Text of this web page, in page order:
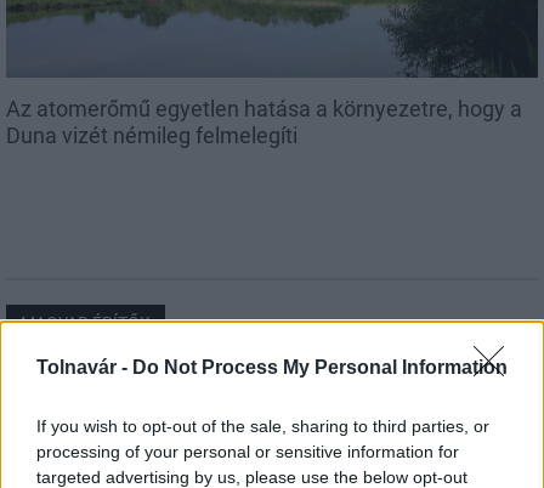
Tolnavár - Do Not Process My Personal Information
If you wish to opt-out of the sale, sharing to third parties, or
processing of your personal or sensitive information for
targeted advertising by us, please use the below opt-out
Az atomerőmű egyetlen hatása a környezetre, hogy a
Duna vizét némileg felmelegíti
MAGYAR ÉPÍTŐK